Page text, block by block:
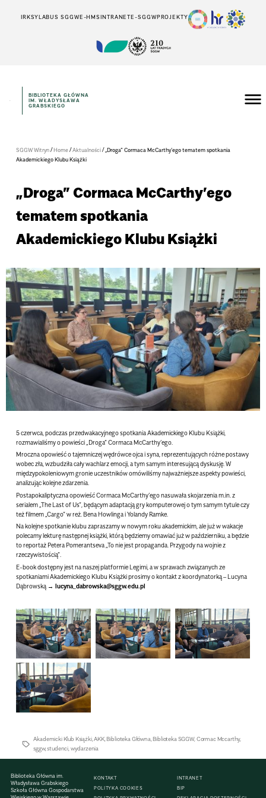
IRKSYLABUS SGGWE-HMSINTRANETE-SGGWPROJEKTY
BIBLIOTEKA GŁÓWNA
IM. WŁADYSŁAWA
GRABSKIEGO
SGGW Witryn/Home/Aktualności/„Droga” Cormaca McCarthy’ego tematem spotkania
Akademickiego Klubu Książki
„Droga” Cormaca McCarthy’ego
tematem spotkania
Akademickiego Klubu Książki
5 czerwca, podczas przedwakacyjnego spotkania Akademickiego Klubu Książki,
rozmawialiśmy o powieści „Droga” Cormaca McCarthy’ego.
Mroczna opowieść o tajemniczej wędrówce ojca i syna, reprezentujących różne postawy
wobec zła, wzbudziła cały wachlarz emocji, a tym samym interesującą dyskusję. W
międzypokoleniowym gronie uczestników omówiliśmy najważniejsze aspekty powieści,
analizując kolejne zdarzenia.
Postapokaliptyczna opowieść Cormaca McCarthy’ego nasuwała skojarzenia m.in. z
serialem „The Last of Us”, będącym adaptacją gry komputerowej o tym samym tytule czy
też filmem „Cargo” w reż. Bena Howlinga i Yolandy Ramke.
Na kolejne spotkanie klubu zapraszamy w nowym roku akademickim, ale już w wakacje
polecamy lekturę następnej książki, którą będziemy omawiać już w październiku, a będzie
to reportaż Petera Pomerantseva „To nie jest propaganda. Przygody na wojnie z
rzeczywistością”.
E-book dostępny jest na naszej platformie Legimi, a w sprawach związanych ze
spotkaniami Akademickiego Klubu Książki prosimy o kontakt z koordynatorką – Lucyna
Dąbrowską
lucyna_dabrowska@sggw.edu.pl
Akademicki Klub Książki,AKK,Biblioteka Główna,Biblioteka SGGW,Cormac Mccarthy,
sggw,studenci,wydarzenia
Biblioteka Główna im.
Władysława Grabskiego
Szkoła Główna Gospodarstwa
KONTAKT
POLITYKA COOKIES
INTRANET
BIP